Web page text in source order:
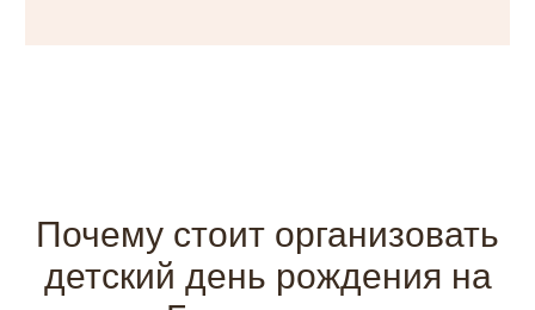
Почему стоит организовать
детский день рождения на